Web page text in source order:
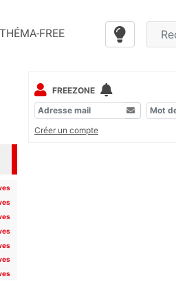
FREE
FREEZONE
Créer un compte